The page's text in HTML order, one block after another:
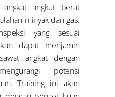
angkat angkut berat
minyak dan gas.
yang sesuai
dapat menjamin
angkat dengan
potensi
Training ini akan